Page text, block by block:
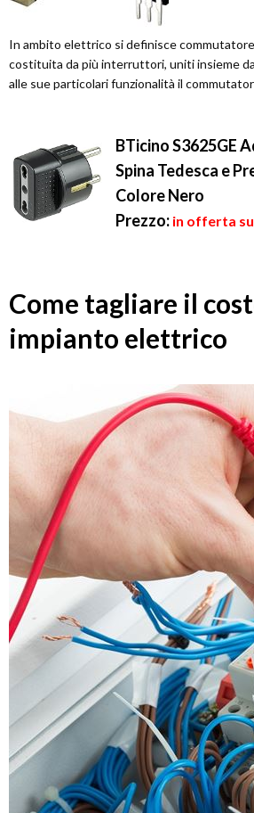
In ambito elettrico si definisce
costituita da più interruttori, uniti insieme
alle sue particolari funzionalità il
BTicino S3625GE
Spina Tedesca e
Colore Nero
Prezzo: in offerta su
Come tagliare il
impianto elettrico